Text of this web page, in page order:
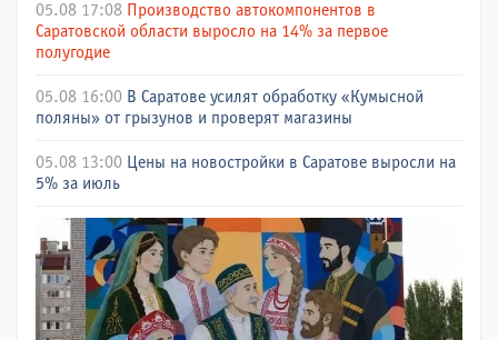
05.08 17:08 Производство автокомпонентов в
Саратовской области выросло на 14% за первое
полугодие
05.08 16:00 В Саратове усилят обработку «Кумысной
поляны» от грызунов и проверят магазины
05.08 13:00
Цены на новостройки в Саратове выросли на
5% за июль